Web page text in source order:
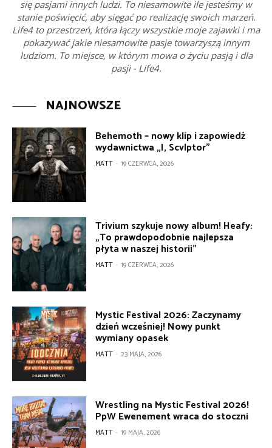
się pasjami innych ludzi. To niesamowite ile jesteśmy w
stanie poświęcić, aby sięgać po realizację swoich marzeń.
Life4 to przestrzeń, która łączy wszystkie moje zajawki i ma
pokazywać jakie niesamowite pasje towarzyszą innym
ludziom. To miejsce, w którym mowa o życiu pasją i dla
pasji - Life4.
NAJNOWSZE
Behemoth – nowy klip i zapowiedź
wydawnictwa „I, Scvlptor”
MATT - 19 CZERWCA, 2026
Trivium szykuje nowy album! Heafy:
„To prawdopodobnie najlepsza
płyta w naszej historii”
MATT - 19 CZERWCA, 2026
Mystic Festival 2026: Zaczynamy
dzień wcześniej! Nowy punkt
wymiany opasek
MATT - 23 MAJA, 2026
Wrestling na Mystic Festival 2026!
PpW Ewenement wraca do stoczni
MATT - 19 MAJA, 2026